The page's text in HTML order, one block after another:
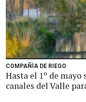
COMPAÑÍA DE RIEGO
Hasta el 1º de mayo
canales del Valle